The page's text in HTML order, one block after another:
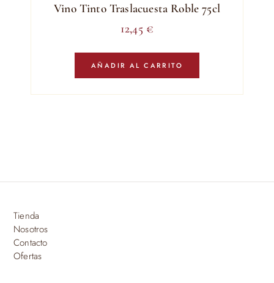
Vino Tinto Traslacuesta Roble 75cl
12,45 €
AÑADIR AL CARRITO
Tienda
Nosotros
Contacto
Ofertas